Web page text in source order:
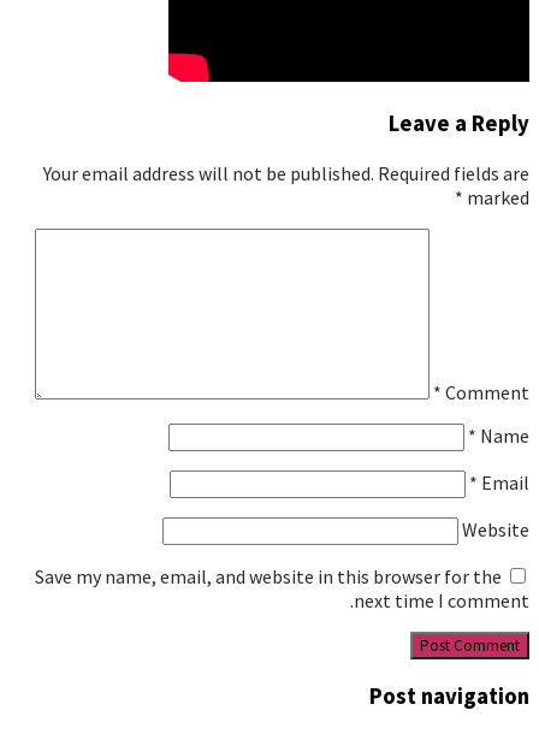
Leave a Reply
Your email address will not be published. Required fields are
marked
*
Comment
*
Name
*
Email
*
Website
Save my name, email, and website in this browser for the
next time I comment.
Post navigation